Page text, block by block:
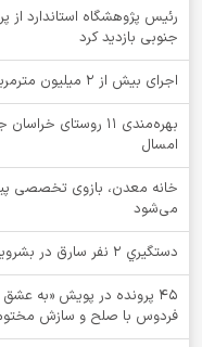
رئیس پژوهشگاه استاندارد
جنوبی بازدید کرد
اجرای بیش از ۲ میلیون مترمربع آسفالت معابر طی چهار سال گذشته
بهره‌مندی ۱۱
امسال
خانه معدن، بازوی تخصصی
می‌شود
دستگيري 2 نفر سارق در بشرويه
۴۵ پرونده در پویش «به
فردوس با صلح و سازش